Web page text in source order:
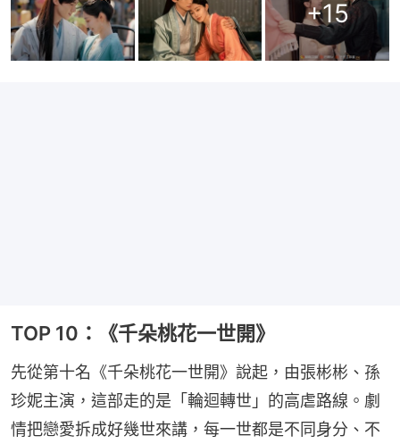
+15
TOP 10：《千朵桃花一世開》
先從第十名《千朵桃花一世開》說起，由張彬彬、孫
珍妮主演，這部走的是「輪迴轉世」的高虐路線。劇
情把戀愛拆成好幾世來講，每一世都是不同身分、不